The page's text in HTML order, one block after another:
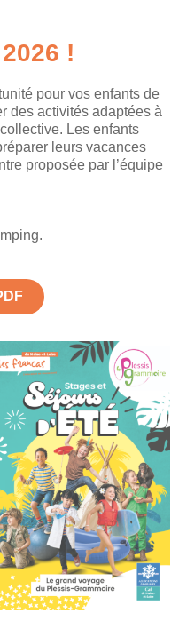
!
pour vos enfants de
des activités adaptées à
Les enfants
leurs vacances
proposée par l’équipe